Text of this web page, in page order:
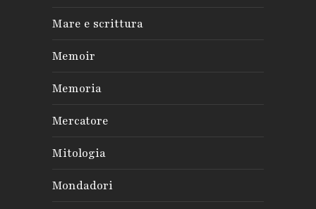
Mare e scrittura
Memoir
Memoria
Mercatore
Mitologia
Mondadori